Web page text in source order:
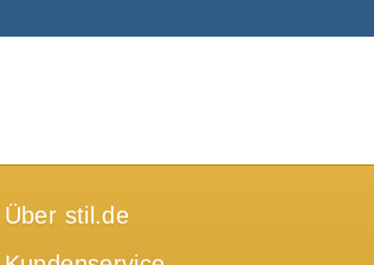
Über stil.de